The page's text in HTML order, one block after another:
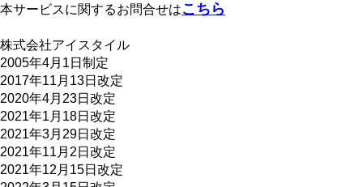
本サービスに関するお問合せはこちら
株式会社アイスタイル
2005年4月1日制定
2017年11月13日改定
2020年4月23日改定
2021年1月18日改定
2021年3月29日改定
2021年11月2日改定
2021年12月15日改定